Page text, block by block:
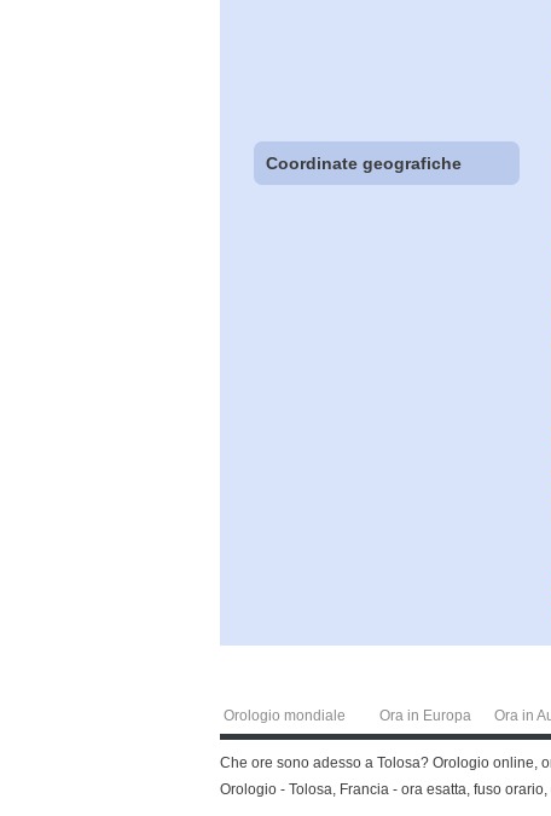
Coordinate geografiche
Orologio mondiale Ora in Europa Ora in
Che ore sono adesso a Tolosa? Orologio online,
Orologio - Tolosa, Francia - ora esatta, fuso